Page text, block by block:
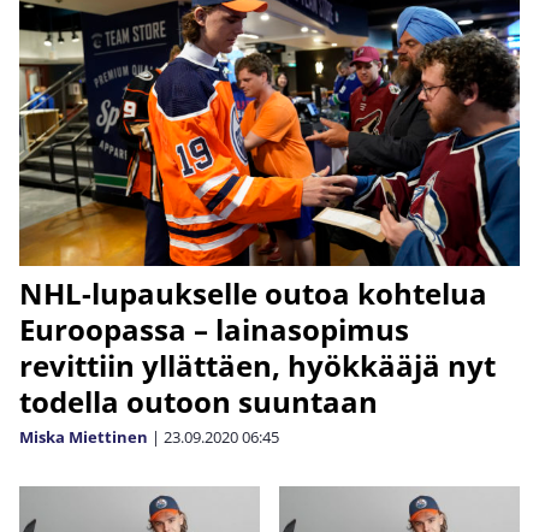
NHL-lupaukselle outoa kohtelua
Euroopassa – lainasopimus
revittiin yllättäen, hyökkääjä nyt
todella outoon suuntaan
Miska Miettinen | 23.09.202006:45